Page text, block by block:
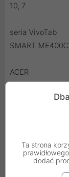
10, 7
seria VivoTab
SMART ME400C
ACER
seria Iconia Tab
QPAD-710A
Ta strona
dodać